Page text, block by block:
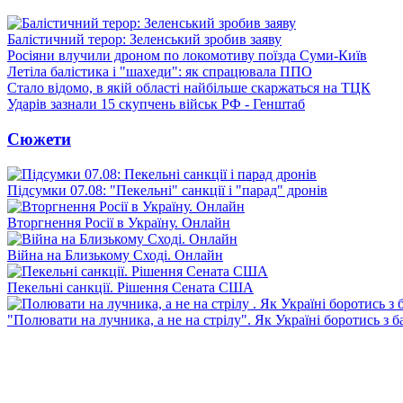
Балістичний терор: Зеленський зробив заяву
Росіяни влучили дроном по локомотиву поїзда Суми-Київ
Летіла балістика і "шахеди": як спрацювала ППО
Стало відомо, в якій області найбільше скаржаться на ТЦК
Ударів зазнали 15 скупчень військ РФ - Генштаб
Сюжети
Підсумки 07.08: "Пекельні" санкції і "парад" дронів
Вторгнення Росії в Україну. Онлайн
Війна на Близькому Сході. Онлайн
Пекельні санкції. Рішення Сената США
"Полювати на лучника, а не на стрілу". Як Україні боротись з